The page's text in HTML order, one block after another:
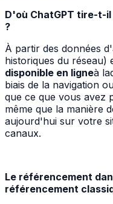
D'où ChatGPT tire-t-
?
À partir des données
historiques du réseau)
disponible en ligneà
biais de la navigation
que ce que vous avez
même que la manière
aujourd'hui sur votre
canaux.
Le référencement
référencement